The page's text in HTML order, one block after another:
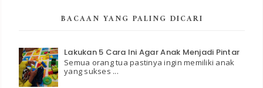
BACAAN YANG PALING DICARI
Lakukan 5 Cara Ini Agar Anak Menjadi Pintar
Semua orang tua pastinya ingin memiliki anak
yang sukses ...